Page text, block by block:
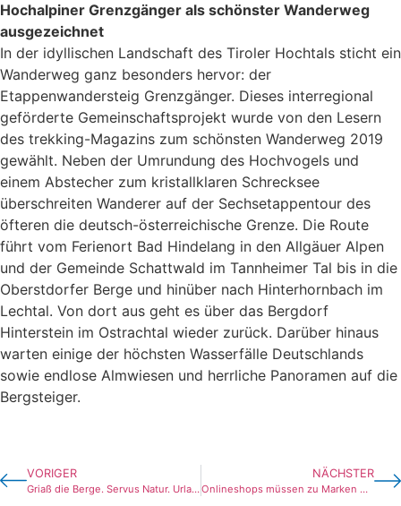
Hochalpiner Grenzgänger als schönster Wanderweg
ausgezeichnet
In der idyllischen Landschaft des Tiroler Hochtals sticht ein
Wanderweg ganz besonders hervor: der
Etappenwandersteig Grenzgänger. Dieses interregional
geförderte Gemeinschaftsprojekt wurde von den Lesern
des trekking-Magazins zum schönsten Wanderweg 2019
gewählt. Neben der Umrundung des Hochvogels und
einem Abstecher zum kristallklaren Schrecksee
überschreiten Wanderer auf der Sechs­etappentour des
öfteren die deutsch-österreichische Grenze. Die Route
führt vom Ferienort Bad Hindelang in den Allgäuer Alpen
und der Gemeinde Schattwald im Tannheimer Tal bis in die
Oberstdorfer Berge und hinüber nach Hinterhornbach im
Lechtal. Von dort aus geht es über das Bergdorf
Hinterstein im Ostrachtal wieder zurück. Darüber hinaus
warten einige der höchsten Wasserfälle Deutschlands
sowie endlose Almwiesen und herrliche Panoramen auf die
Bergsteiger.
VORIGER
Griaß die Berge. Servus Natur. Urlaub im Wanderhotel.
NÄCHSTER
Onlineshops müssen zu Marken werden